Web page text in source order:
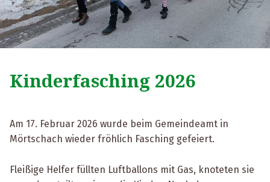
Kinderfasching 2026
Am 17. Februar 2026 wurde beim Gemeindeamt in
Mörtschach wieder fröhlich Fasching gefeiert.
Fleißige Helfer füllten Luftballons mit Gas, knoteten sie